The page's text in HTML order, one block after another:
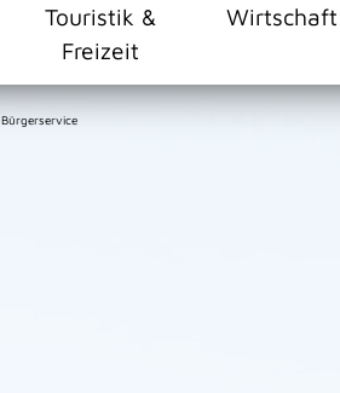
Touristik &
Freizeit
Wirtschaft
Bürgerservice